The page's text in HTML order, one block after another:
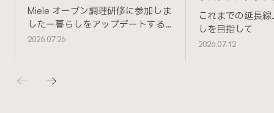
Miele オーブン調理研修に参加しま
したー暮らしをアップデートする
ためにー
2026.07.26
これまでの延長
しを目指して
2026.07.12